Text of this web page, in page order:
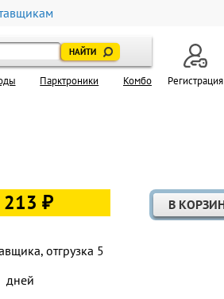
Парктроники Комбо Регистрация
213 ₽
отгрузка 5
дней